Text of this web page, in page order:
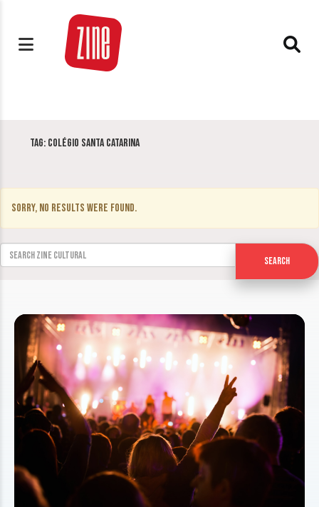
Tag: Colégio Santa Catarina
Sorry, no results were found.
Search for:
Search